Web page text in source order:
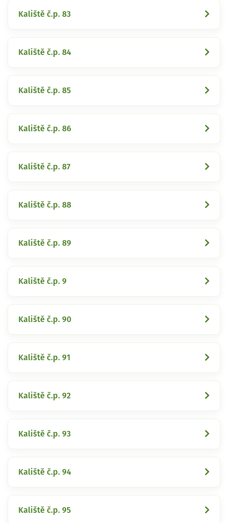
Kaliště č.p. 83
Kaliště č.p. 84
Kaliště č.p. 85
Kaliště č.p. 86
Kaliště č.p. 87
Kaliště č.p. 88
Kaliště č.p. 89
Kaliště č.p. 9
Kaliště č.p. 90
Kaliště č.p. 91
Kaliště č.p. 92
Kaliště č.p. 93
Kaliště č.p. 94
Kaliště č.p. 95